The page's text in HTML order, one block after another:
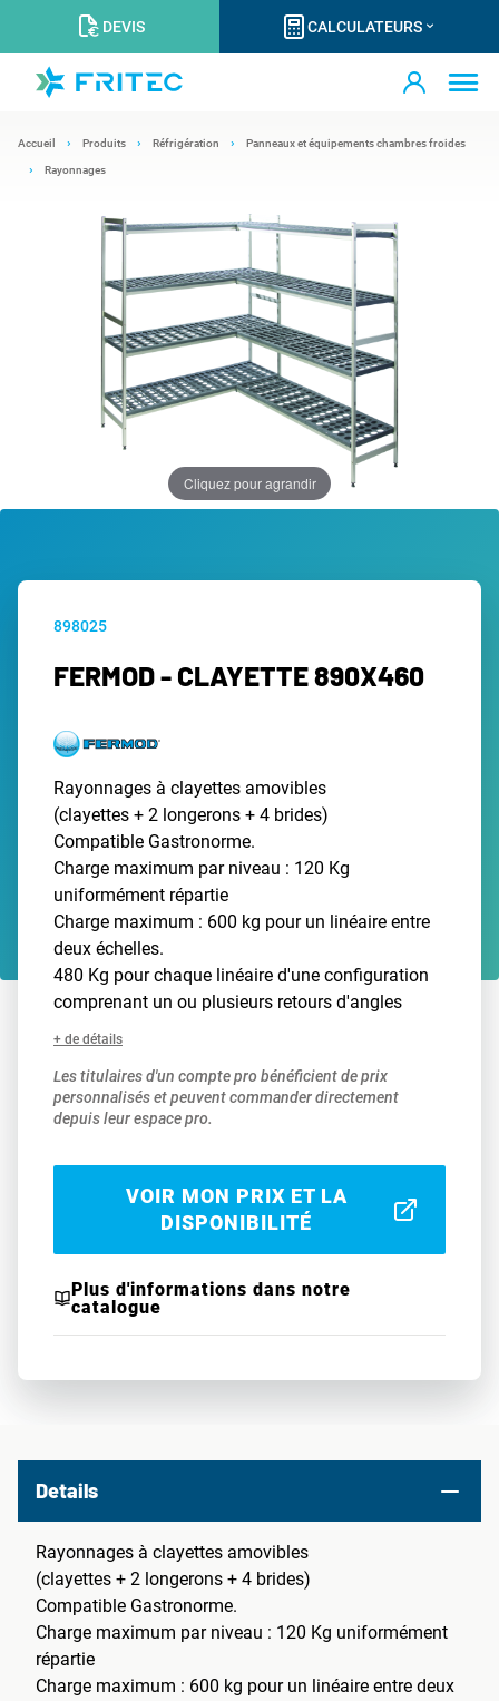
DEVIS CALCULATEURS
Accueil Produits Réfrigération Panneaux et équipements chambres froides
Rayonnages
Cliquez pour agrandir
898025
FERMOD - CLAYETTE 890X460
Rayonnages à clayettes amovibles
(clayettes + 2 longerons + 4 brides)
Compatible Gastronorme.
Charge maximum par niveau : 120 Kg
uniformément répartie
Charge maximum : 600 kg pour un linéaire entre
deux échelles.
480 Kg pour chaque linéaire d'une configuration
comprenant un ou plusieurs retours d'angles
+ de détails
Les titulaires d'un compte pro bénéficient de prix
personnalisés et peuvent commander directement
depuis leur espace pro.
VOIR MON PRIX ET LA
DISPONIBILITÉ
Plus d'informations dans notre
catalogue
Details
Rayonnages à clayettes amovibles
(clayettes + 2 longerons + 4 brides)
Compatible Gastronorme.
Charge maximum par niveau : 120 Kg uniformément
répartie
Charge maximum : 600 kg pour un linéaire entre deux